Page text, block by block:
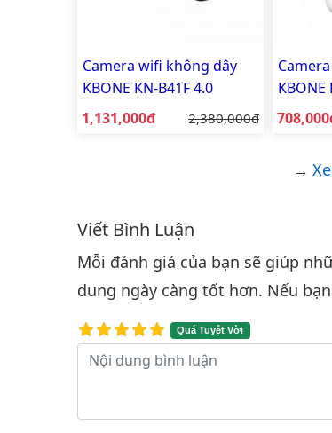
Camera wifi không dây
KBONE KN-B41F 4.0
Megapixel (Mp) Fullcolor
có màu ban đêm
Giá bán:
1,131,000đ Giá gốc:
2,380,000đ
KBONE
Giá
Bình luận & Đánh
Viết Bình Luận
Mỗi đánh giá của bạn sẽ giúp
dung ngày càng tốt hơn. Nếu
Quá Tuyệt Vời
Nội dung bình luận